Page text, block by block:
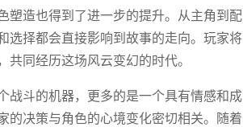
塑造也得到了进一步的提升。从主角到配
选择都会直接影响到故事的走向。玩家将
同经历这场风云变幻的时代。
战斗的机器，更多的是一个具有情感和成
的决策与角色的心境变化密切相关。随着